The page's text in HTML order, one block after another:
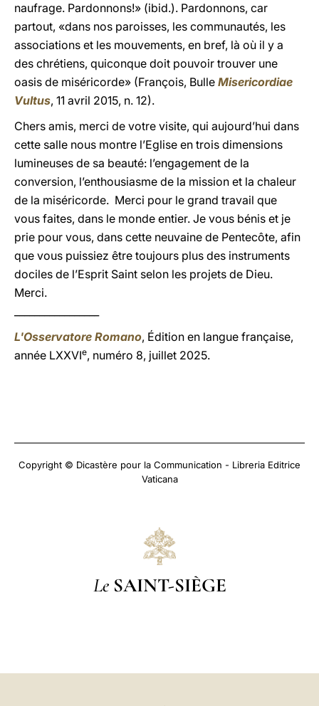
naufrage. Pardonnons!» (ibid.). Pardonnons, car
partout, «dans nos paroisses, les communautés, les
associations et les mouvements, en bref, là où il y a
des chrétiens, quiconque doit pouvoir trouver une
oasis de miséricorde» (François, Bulle Misericordiae
Vultus, 11 avril 2015, n. 12).
Chers amis, merci de votre visite, qui aujourd’hui dans
cette salle nous montre l’Eglise en trois dimensions
lumineuses de sa beauté: l’engagement de la
conversion, l’enthousiasme de la mission et la chaleur
de la miséricorde. Merci pour le grand travail que
vous faites, dans le monde entier. Je vous bénis et je
prie pour vous, dans cette neuvaine de Pentecôte, afin
que vous puissiez être toujours plus des instruments
dociles de l’Esprit Saint selon les projets de Dieu.
Merci.
L'Osservatore Romano, Édition en langue française,
année LXXVIe, numéro 8, juillet 2025.
Copyright © Dicastère pour la Communication - Libreria Editrice
Vaticana
Le SAINT-SIÈGE